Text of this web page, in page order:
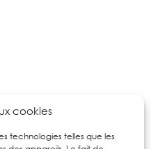
cookies
technologies telles que les